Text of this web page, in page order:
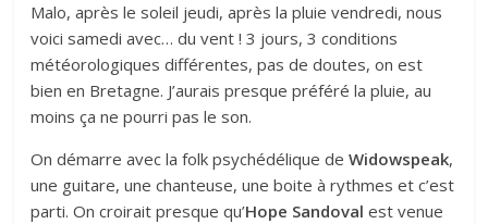
Malo, après le soleil jeudi, après la pluie vendredi, nous
voici samedi avec… du vent ! 3 jours, 3 conditions
météorologiques différentes, pas de doutes, on est
bien en Bretagne. J’aurais presque préféré la pluie, au
moins ça ne pourri pas le son.
On démarre avec la folk psychédélique deWidowspeak,
une guitare, une chanteuse, une boite à rythmes et c’est
parti. On croirait presque qu’Hope Sandoval est venue